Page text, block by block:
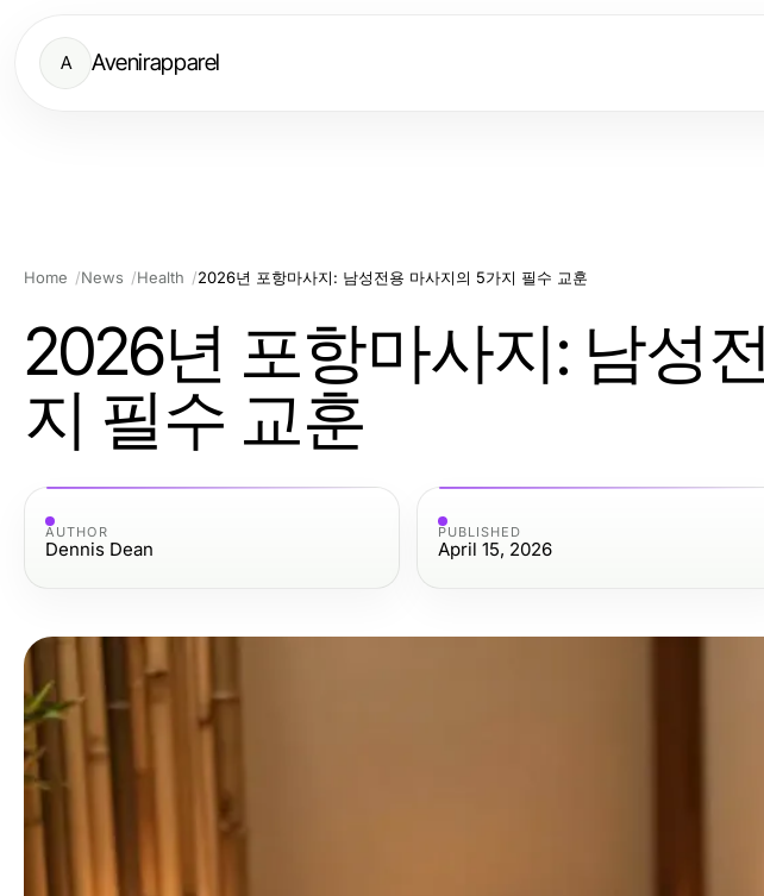
A Avenirapparel
Home News Health 2026년 포항마사지: 남성전용 마사지의 5가지 필수 교훈
2026년 포항마사지: 남성
지 필수 교훈
AUTHOR
Dennis Dean
PUBLISHED
April 15, 2026